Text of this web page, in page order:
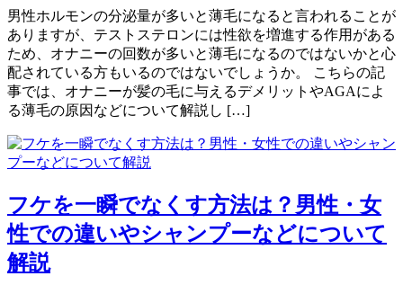
男性ホルモンの分泌量が多いと薄毛になると言われることが
ありますが、テストステロンには性欲を増進する作用がある
ため、オナニーの回数が多いと薄毛になるのではないかと心
配されている方もいるのではないでしょうか。 こちらの記
事では、オナニーが髪の毛に与えるデメリットやAGAによ
る薄毛の原因などについて解説し […]
フケを一瞬でなくす方法は？男性・女
性での違いやシャンプーなどについて
解説